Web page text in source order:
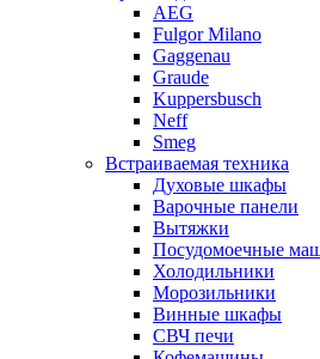
AEG
Fulgor Milano
Gaggenau
Graude
Kuppersbusch
Neff
Smeg
Встраиваемая техника
Духовые шкафы
Варочные панели
Вытяжки
Посудомоечные
Холодильники
Морозильники
Винные шкафы
СВЧ печи